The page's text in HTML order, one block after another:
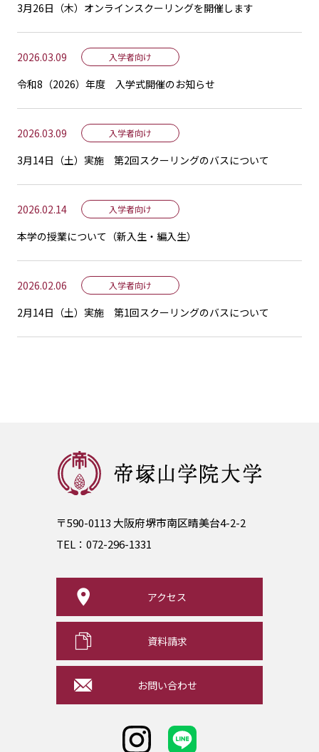
3月26日（木）オンラインスクーリングを開催します
2026.03.09 入学者向け
令和8（2026）年度 入学式開催のお知らせ
2026.03.09 入学者向け
3月14日（土）実施 第2回スクーリングのバスについて
2026.02.14 入学者向け
本学の授業について（新入生・編入生）
2026.02.06 入学者向け
2月14日（土）実施 第1回スクーリングのバスについて
〒590-0113 大阪府堺市南区晴美台4-2-2
TEL： 072-296-1331
アクセス
資料請求
お問い合わせ